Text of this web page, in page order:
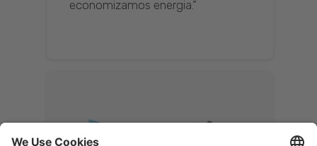
economizamos energia.”